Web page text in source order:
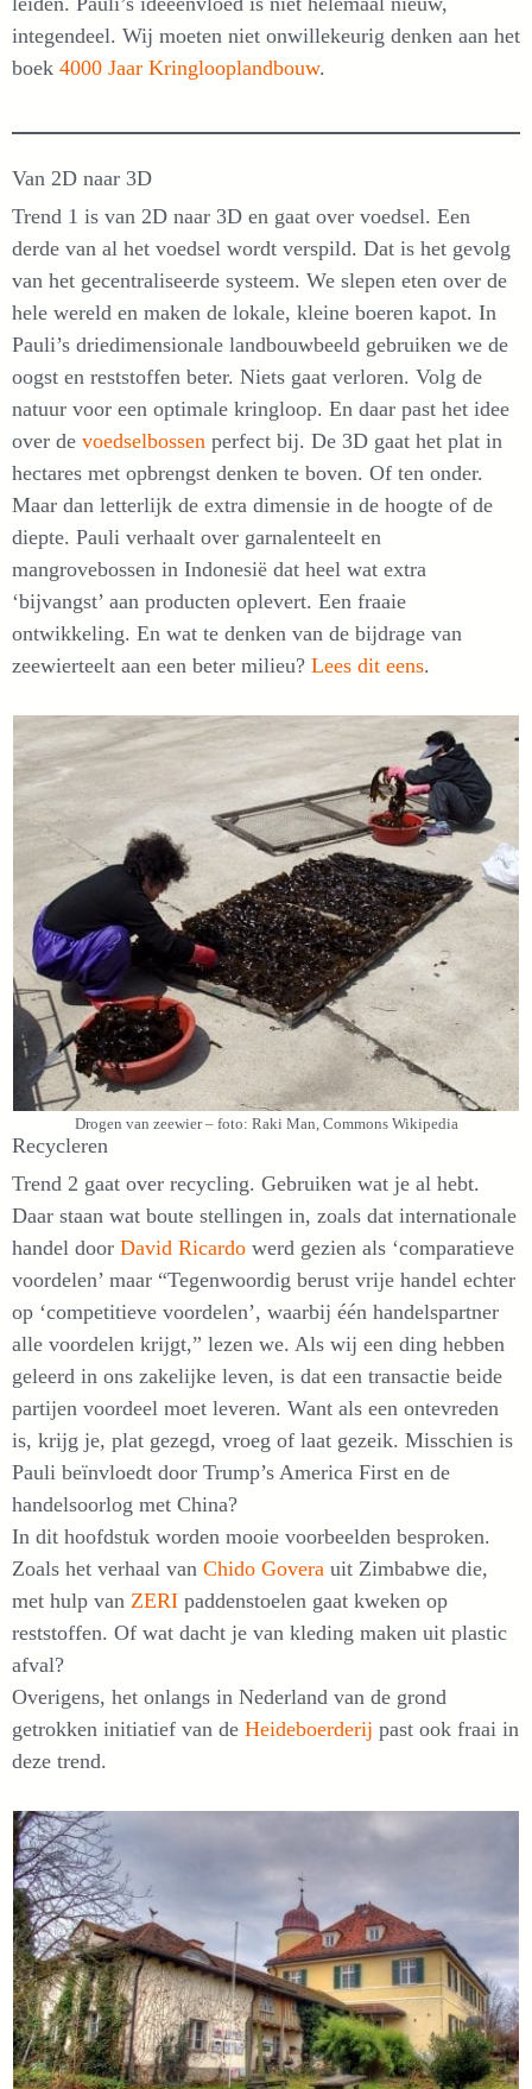
integendeel. Wij moeten niet onwillekeurig denken aan het
boek 4000 Jaar Kringlooplandbouw.
Van 2D naar 3D
Trend 1 is van 2D naar 3D en gaat over voedsel. Een
derde van al het voedsel wordt verspild. Dat is het gevolg
van het gecentraliseerde systeem. We slepen eten over de
hele wereld en maken de lokale, kleine boeren kapot. In
Pauli’s driedimensionale landbouwbeeld gebruiken we de
oogst en reststoffen beter. Niets gaat verloren. Volg de
natuur voor een optimale kringloop. En daar past het idee
over de voedselbossen perfect bij. De 3D gaat het plat in
hectares met opbrengst denken te boven. Of ten onder.
Maar dan letterlijk de extra dimensie in de hoogte of de
diepte. Pauli verhaalt over garnalenteelt en
mangrovebossen in Indonesië dat heel wat extra
‘bijvangst’ aan producten oplevert. Een fraaie
ontwikkeling. En wat te denken van de bijdrage van
zeewierteelt aan een beter milieu? Lees dit eens.
Drogen van zeewier – foto: Raki Man, Commons Wikipedia
Recycleren
Trend 2 gaat over recycling. Gebruiken wat je al hebt.
Daar staan wat boute stellingen in, zoals dat internationale
handel door David Ricardo werd gezien als ‘comparatieve
voordelen’ maar “Tegenwoordig berust vrije handel echter
op ‘competitieve voordelen’, waarbij één handelspartner
alle voordelen krijgt,” lezen we. Als wij een ding hebben
geleerd in ons zakelijke leven, is dat een transactie beide
partijen voordeel moet leveren. Want als een ontevreden
is, krijg je, plat gezegd, vroeg of laat gezeik. Misschien is
Pauli beïnvloedt door Trump’s America First en de
handelsoorlog met China?
In dit hoofdstuk worden mooie voorbeelden besproken.
Zoals het verhaal van Chido Govera uit Zimbabwe die,
met hulp van ZERI paddenstoelen gaat kweken op
reststoffen. Of wat dacht je van kleding maken uit plastic
afval?
Overigens, het onlangs in Nederland van de grond
getrokken initiatief van de Heideboerderij past ook fraai in
deze trend.